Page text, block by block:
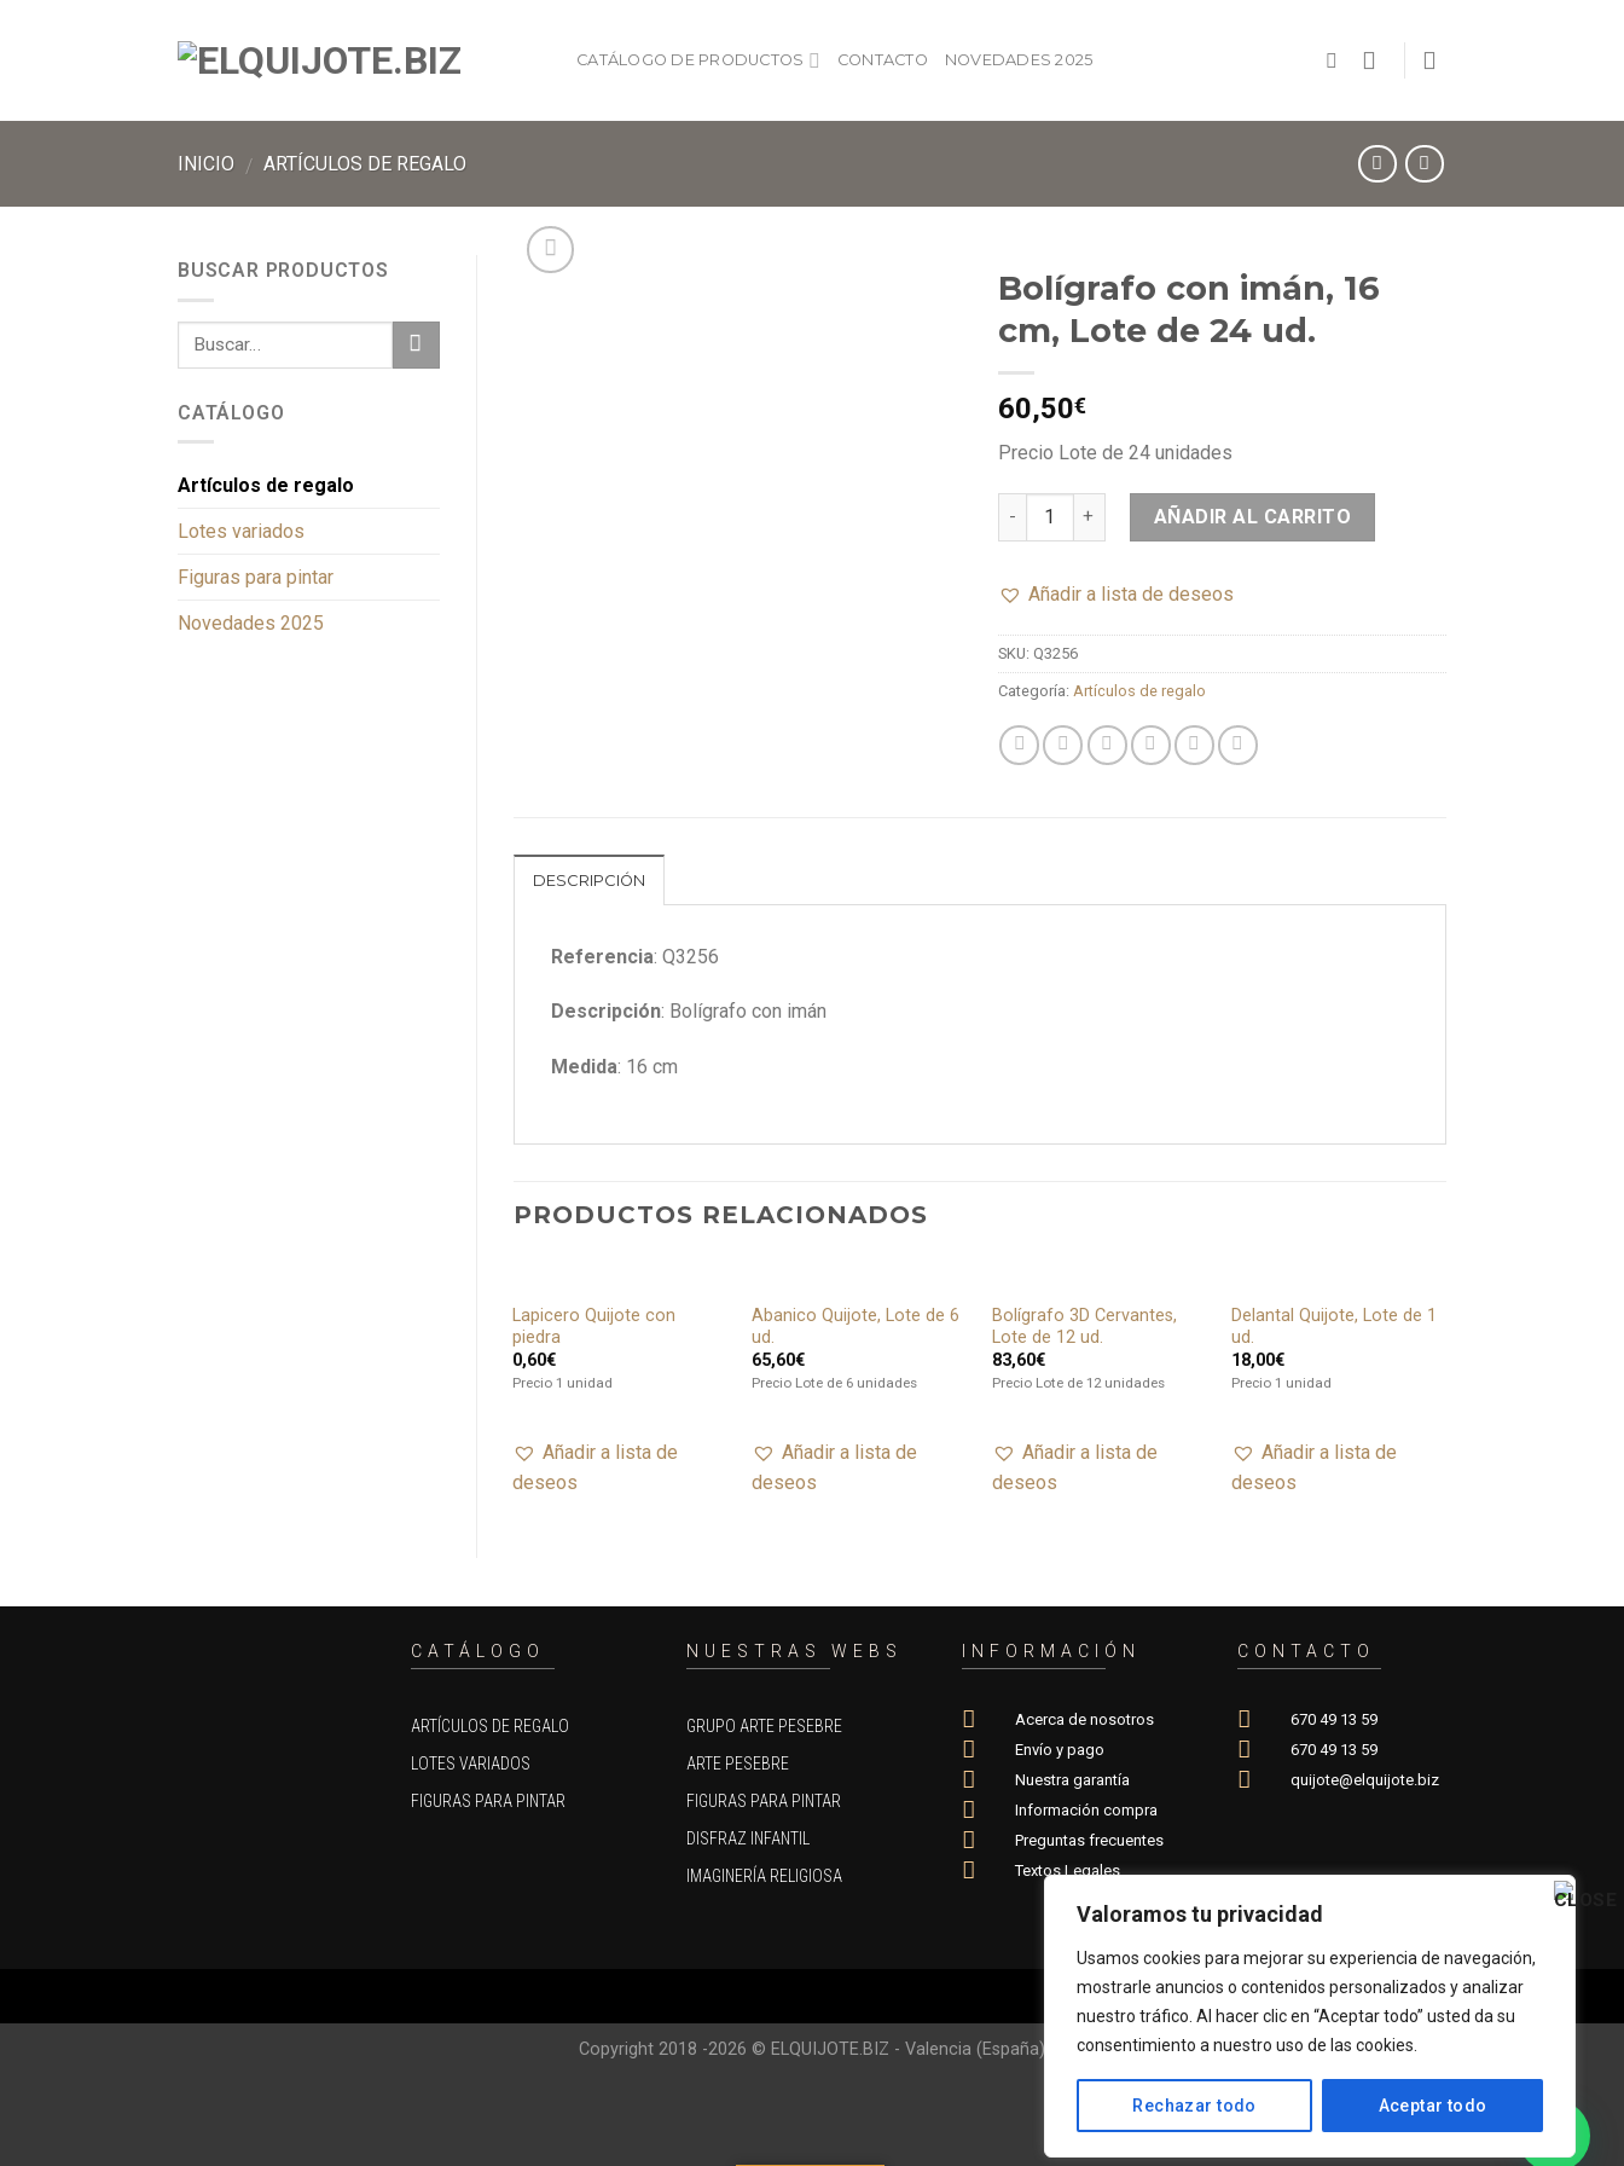
Valoramos tu privacidad
Usamos cookies para mejorar su experiencia de navegación,
mostrarle anuncios o contenidos personalizados y analizar
nuestro tráfico. Al hacer clic en “Aceptar todo” usted da su
consentimiento a nuestro uso de las cookies.
Rechazar todo Aceptar todo
CATÁLOGO DE PRODUCTOS CONTACTO NOVEDADES 2025
INICIO / ARTÍCULOS DE REGALO
Bolígrafo con imán, 16
cm, Lote de 24 ud.
60,50€
Precio Lote de 24 unidades
AÑADIR AL CARRITO
Añadir a lista de deseos
SKU: Q3256
Categoría: Artículos de regalo
DESCRIPCIÓN
Referencia: Q3256
Descripción: Bolígrafo con imán
Medida: 16 cm
PRODUCTOS RELACIONADOS
Añadir
Lapicero Quijote con
piedra
0,60€
Precio 1 unidad
Añadir a lista de
deseos
Añadir
deseos
Abanico Quijote, Lote de 6
ud.
65,60€
Precio Lote de 6 unidades
Añadir a lista de
deseos
Añadir
deseos
Bolígrafo 3D Cervantes,
Lote de 12 ud.
83,60€
Precio Lote de 12 unidades
Añadir a lista de
deseos
Añadir
Delantal Quijote, Lote de 1
ud.
18,00€
Precio 1 unidad
Añadir a lista de
deseos
BUSCAR PRODUCTOS
CATÁLOGO
Artículos de regalo
Lotes variados
Figuras para pintar
Novedades 2025
CATÁLOGO
ARTÍCULOS DE REGALO
LOTES VARIADOS
FIGURAS PARA PINTAR
NUESTRAS WEBS
GRUPO ARTE PESEBRE
ARTE PESEBRE
FIGURAS PARA PINTAR
DISFRAZ INFANTIL
IMAGINERÍA RELIGIOSA
INFORMACIÓN
Acerca de nosotros
Envío y pago
Nuestra garantía
Información compra
Preguntas frecuentes
Textos Legales
CONTACTO
670 49 13 59
670 49 13 59
quijote@elquijote.biz
Copyright 2018 -2026 © ELQUIJOTE.BIZ - Valencia (España)